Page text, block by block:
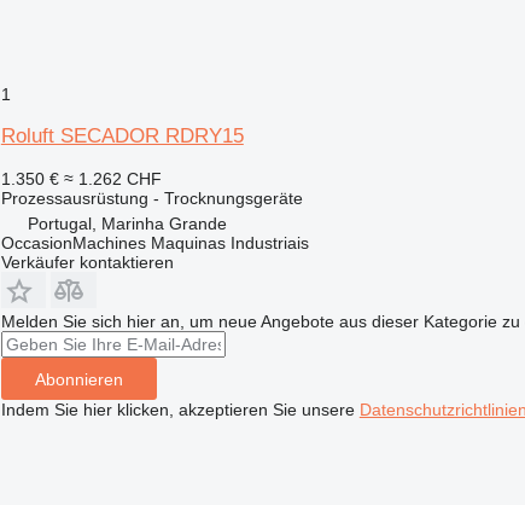
1
Roluft SECADOR RDRY15
1.350 € ≈ 1.262 CHF
Prozessausrüstung - Trocknungsgeräte
Portugal, Marinha Grande
OccasionMachines Maquinas Industriais
Verkäufer kontaktieren
Melden Sie sich hier an, um neue Angebote aus dieser Kategorie zu
Abonnieren
Indem Sie hier klicken, akzeptieren Sie unsere Datenschutzrichtlinien